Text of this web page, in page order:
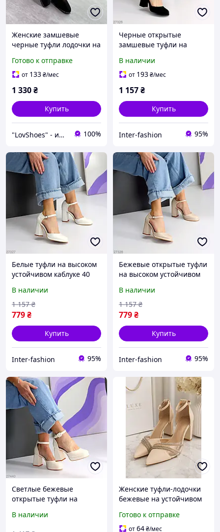
Женские замшевые
черные туфли лодочки на
каблуках с квадратным
носком, экозамша
Готово к отправке
от 133₴/мес
1 330₴
Купить
"LovShoes" - интернет-магазин женской обуви 100%
Черные открытые
замшевые туфли на
каблуке 39
В наличии
от 193₴/мес
1 157₴
Купить
Inter-fashion 95%
Белые туфли на высоком
устойчивом каблуке 40
В наличии
779₴
1 157 ₴
Купить
Inter-fashion 95%
Бежевые открытые туфли
на высоком устойчивом
В наличии
779₴
1 157 ₴
Купить
Inter-fashion 95%
Светлые бежевые
открытые туфли на
каблуке 36
В наличии
Женские туфли-лодочки
бежевые на устойчивом
прозрачными вставками
Готово к отправке
от64₴/мес